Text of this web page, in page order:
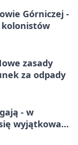
Górniczej -
zasady
za odpady
- w
wyjątkowa